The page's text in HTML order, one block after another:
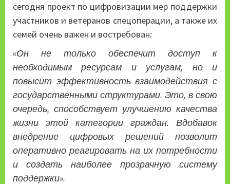
сегодня проект по цифровизации мер поддержки
участников и ветеранов спецоперации, а также их
семей очень важен и востребован:
«Он не только обеспечит доступ к
необходимым ресурсам и услугам, но и
повысит эффективность взаимодействия с
государственными структурами. Это, в свою
очередь, способствует улучшению качества
жизни этой категории граждан. Вдобавок
внедрение цифровых решений позволит
оперативно реагировать на их потребности
и создать наиболее прозрачную систему
поддержки».